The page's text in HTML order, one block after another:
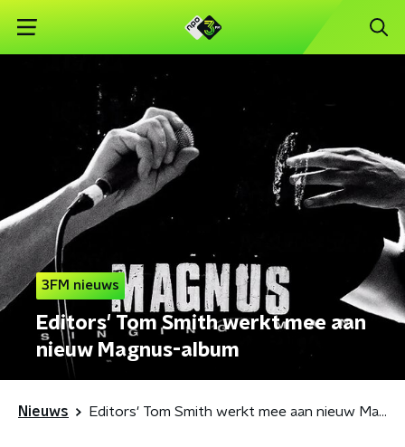
3FM nieuws
Editors' Tom Smith werkt mee aan
nieuw Magnus-album
Nieuws Editors' Tom Smith werkt mee aan nieuw Magnus-album